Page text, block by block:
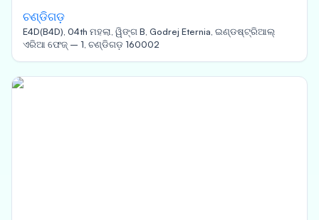
ଚଣ୍ଡିଗଡ଼
E4D(B4D), 04th ମହଲା, ୱିଙ୍ଗ B, Godrej Eternia, ଇଣ୍ଡଷ୍ଟ୍ରିଆଲ୍
ଏରିଆ ଫେଜ୍ – 1, ଚଣ୍ଡିଗଡ଼ 160002